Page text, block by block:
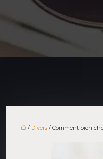
/ Divers / Comment bien